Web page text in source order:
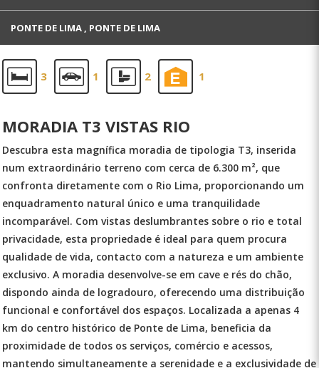
PONTE DE LIMA , PONTE DE LIMA
3 1 2 1
MORADIA T3 VISTAS RIO
Descubra esta magnífica moradia de tipologia T3, inserida
num extraordinário terreno com cerca de 6.300 m², que
confronta diretamente com o Rio Lima, proporcionando um
enquadramento natural único e uma tranquilidade
incomparável. Com vistas deslumbrantes sobre o rio e total
privacidade, esta propriedade é ideal para quem procura
qualidade de vida, contacto com a natureza e um ambiente
exclusivo. A moradia desenvolve-se em cave e rés do chão,
dispondo ainda de logradouro, oferecendo uma distribuição
funcional e confortável dos espaços. Localizada a apenas 4
km do centro histórico de Ponte de Lima, beneficia da
proximidade de todos os serviços, comércio e acessos,
mantendo simultaneamente a serenidade e a exclusividade de